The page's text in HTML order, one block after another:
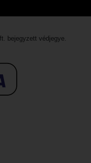
bejegyzett védjegye.